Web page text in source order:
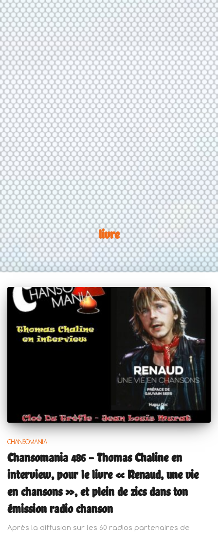
livre
CHANSOMANIA
Chansomania 486 – Thomas Chaline en
interview, pour le livre « Renaud, une vie
en chansons », et plein de zics dans ton
émission radio chanson
Après la diffusion sur les 60 radios partenaires de